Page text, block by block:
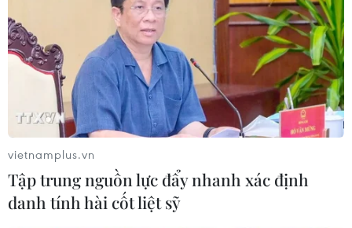
TIN LIÊN QUAN
vietnamplus.vn
Tập trung nguồn lực đẩy nhanh xác định
danh tính hài cốt liệt sỹ